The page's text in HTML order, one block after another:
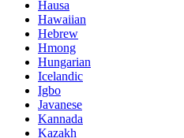
Hausa
Hawaiian
Hebrew
Hmong
Hungarian
Icelandic
Igbo
Javanese
Kannada
Kazakh